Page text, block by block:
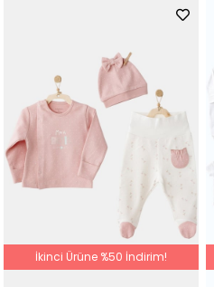
İkinci Ürüne %50 İndirim!